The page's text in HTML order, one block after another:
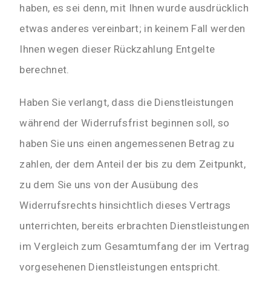
haben, es sei denn, mit Ihnen wurde ausdrücklich
etwas anderes vereinbart; in keinem Fall werden
Ihnen wegen dieser Rückzahlung Entgelte
berechnet.
Haben Sie verlangt, dass die Dienstleistungen
während der Widerrufsfrist beginnen soll, so
haben Sie uns einen angemessenen Betrag zu
zahlen, der dem Anteil der bis zu dem Zeitpunkt,
zu dem Sie uns von der Ausübung des
Widerrufsrechts hinsichtlich dieses Vertrags
unterrichten, bereits erbrachten Dienstleistungen
im Vergleich zum Gesamtumfang der im Vertrag
vorgesehenen Dienstleistungen entspricht.